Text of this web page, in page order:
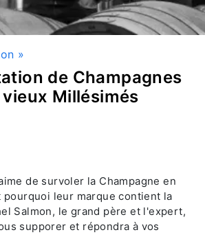
»
de Champagnes
Millésimés
de survoler la Champagne en
leur marque contient la
Salmon, le grand père et l'expert,
supporer et répondra à vos